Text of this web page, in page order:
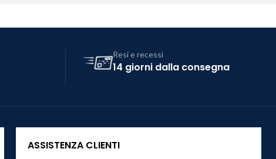
Resi e recessi
14 giorni dalla consegna
ASSISTENZA CLIENTI